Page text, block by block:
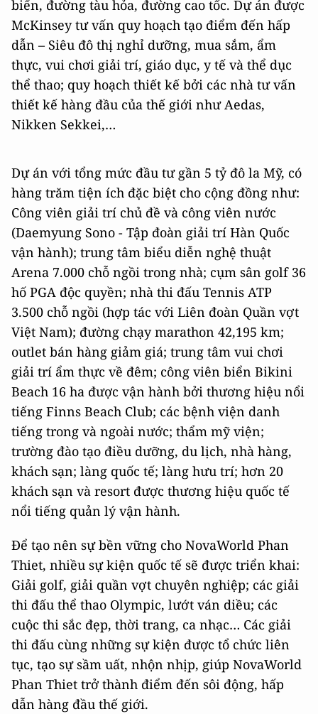
biển, đường tàu hỏa, đường cao tốc. Dự án được
McKinsey tư vấn quy hoạch tạo điểm đến hấp
dẫn – Siêu đô thị nghỉ dưỡng, mua sắm, ẩm
thực, vui chơi giải trí, giáo dục, y tế và thể dục
thể thao; quy hoạch thiết kế bởi các nhà tư vấn
thiết kế hàng đầu của thế giới như Aedas,
Nikken Sekkei,…
Dự án với tổng mức đầu tư gần 5 tỷ đô la Mỹ, có
hàng trăm tiện ích đặc biệt cho cộng đồng như:
Công viên giải trí chủ đề và công viên nước
(Daemyung Sono - Tập đoàn giải trí Hàn Quốc
vận hành); trung tâm biểu diễn nghệ thuật
Arena 7.000 chỗ ngồi trong nhà; cụm sân golf 36
hố PGA độc quyền; nhà thi đấu Tennis ATP
3.500 chỗ ngồi (hợp tác với Liên đoàn Quần vợt
Việt Nam); đường chạy marathon 42,195 km;
outlet bán hàng giảm giá; trung tâm vui chơi
giải trí ẩm thực về đêm; công viên biển Bikini
Beach 16 ha được vận hành bởi thương hiệu nổi
tiếng Finns Beach Club; các bệnh viện danh
tiếng trong và ngoài nước; thẩm mỹ viện;
trường đào tạo điều dưỡng, du lịch, nhà hàng,
khách sạn; làng quốc tế; làng hưu trí; hơn 20
khách sạn và resort được thương hiệu quốc tế
nổi tiếng quản lý vận hành.
Để tạo nên sự bền vững cho NovaWorld Phan
Thiet, nhiều sự kiện quốc tế sẽ được triển khai:
Giải golf, giải quần vợt chuyên nghiệp; các giải
thi đấu thể thao Olympic, lướt ván diều; các
cuộc thi sắc đẹp, thời trang, ca nhạc… Các giải
thi đấu cùng những sự kiện được tổ chức liên
tục, tạo sự sầm uất, nhộn nhịp, giúp NovaWorld
Phan Thiet trở thành điểm đến sôi động, hấp
dẫn hàng đầu thế giới.